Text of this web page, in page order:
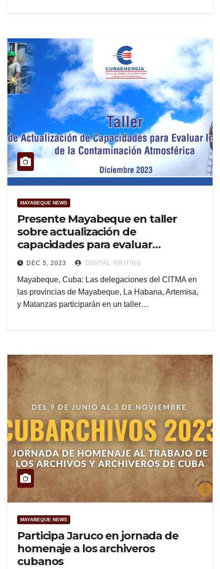
MAYABEQUE NEWS
Presente Mayabeque en taller
sobre actualización de
capacidades para evaluar
impactos de la contaminación
atmosférica
DEC 5, 2023 DIGITAL WRITING
Mayabeque, Cuba: Las delegaciones del CITMA en
las provincias de Mayabeque, La Habana, Artemisa,
y Matanzas participarán en un taller…
MAYABEQUE NEWS
Participa Jaruco en jornada de
homenaje a los archiveros
cubanos